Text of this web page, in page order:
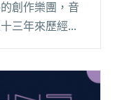
創作樂團，音
三年來歷經國
live house 的淬